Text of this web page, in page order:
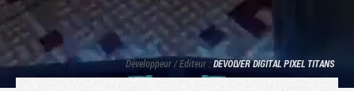
Développeur / Editeur :DEVOLVER DIGITALPIXEL TITANS